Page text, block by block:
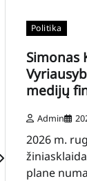
Politika
Simonas
medijų
Admin
2026 m.
plane